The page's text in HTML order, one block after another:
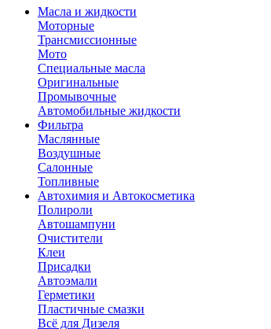
Масла и жидкости
Моторные
Трансмиссионные
Мото
Специальные масла
Оригинальные
Промывочные
Автомобильные жидкости
Фильтра
Маслянные
Воздушные
Салонные
Топливные
Автохимия и Автокосметика
Полироли
Автошампуни
Очистители
Клеи
Присадки
Автоэмали
Герметики
Пластичные смазки
Всё для Дизеля